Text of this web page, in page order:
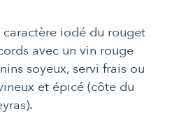
caractère iodé du rouget
avec un vin rouge
soyeux, servi frais ou
et épicé (côte du